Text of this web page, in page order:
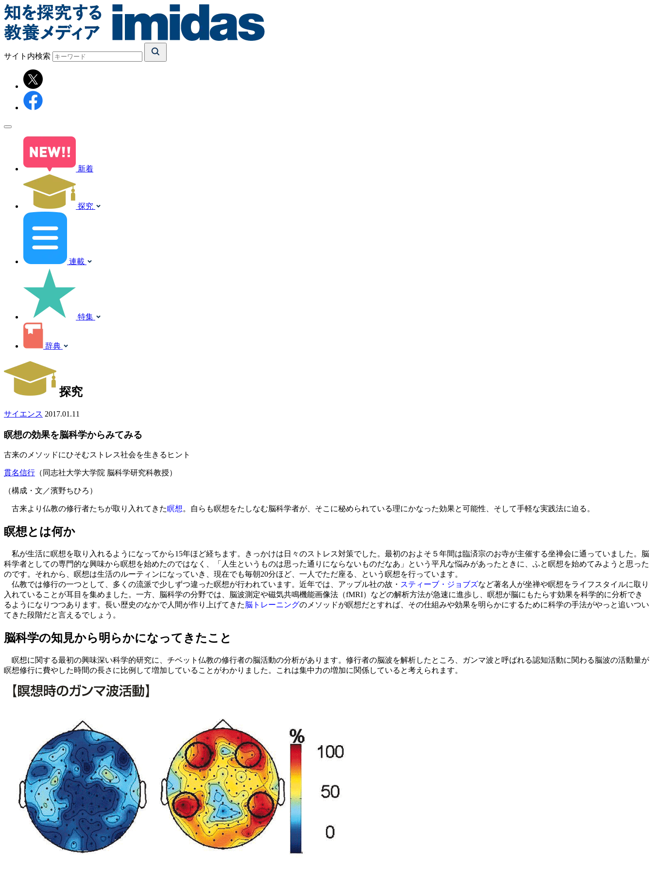
サイト内検索
新着
探究
連載
特集
辞典
探究
サイエンス 2017.01.11
瞑想の効果を脳科学からみてみる
古来のメソッドにひそむストレス社会を生きるヒント
貫名信行 （同志社大学大学院 脳科学研究科教授）
（構成・文／濱野ちひろ）
古来より仏教の修行者たちが取り入れてきた瞑想。自らも瞑想をたしなむ脳科学者が、そこに秘められている理にかなった効果と可能性、そして手軽な実践法に迫る。
瞑想とは何か
私が生活に瞑想を取り入れるようになってから15年ほど経ちます。きっかけは日々のストレス対策でした。最初のおよそ５年間は臨済宗のお寺が主催する坐禅会に通っていました。脳
科学者としての専門的な興味から瞑想を始めたのではなく、「人生というものは思った通りにならないものだなあ」という平凡な悩みがあったときに、ふと瞑想を始めてみようと思った
のです。それから、瞑想は生活のルーティンになっていき、現在でも毎朝20分ほど、一人でただ座る、という瞑想を行っています。
仏教では修行の一つとして、多くの流派で少しずつ違った瞑想が行われています。近年では、アップル社の故・ スティーブ・ジョブズなど著名人が坐禅や瞑想をライフスタイルに取り
入れていることが耳目を集めました。一方、脳科学の分野では、脳波測定や磁気共鳴機能画像法（fMRI）などの解析方法が急速に進歩し、瞑想が脳にもたらす効果を科学的に分析でき
るようになりつつあります。長い歴史のなかで人間が作り上げてきた 脳トレーニングのメソッドが瞑想だとすれば、その仕組みや効果を明らかにするために科学の手法がやっと追いつい
てきた段階だと言えるでしょう。
脳科学の知見から明らかになってきたこと
瞑想に関する最初の興味深い科学的研究に、チベット仏教の修行者の脳活動の分析があります。修行者の脳波を解析したところ、ガンマ波と呼ばれる認知活動に関わる脳波の活動量が
瞑想修行に費やした時間の長さに比例して増加していることがわかりました。これは集中力の増加に関係していると考えられます。